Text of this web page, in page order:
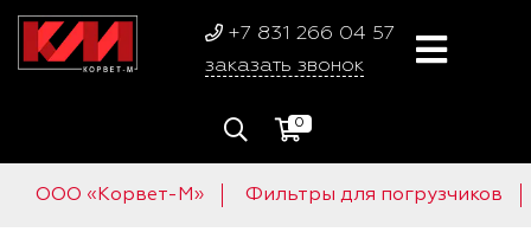
+7 831 266 04 57
заказать звонок
0
ООО «Корвет-М» Фильтры для погрузчиков